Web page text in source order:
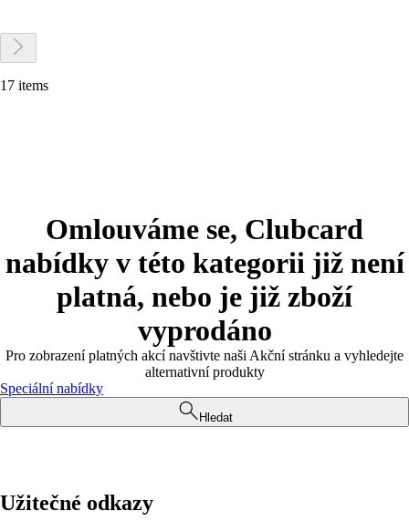
17 items
Omlouváme se, Clubcard
nabídky v této kategorii již není
platná, nebo je již zboží
vyprodáno
Pro zobrazení platných akcí navštivte naši Akční stránku a vyhledejte
alternativní produkty
Speciální nabídky
Hledat
Užitečné odkazy